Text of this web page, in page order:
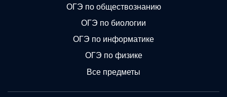
ОГЭ по обществознанию
ОГЭ по биологии
ОГЭ по информатике
ОГЭ по физике
Все предметы